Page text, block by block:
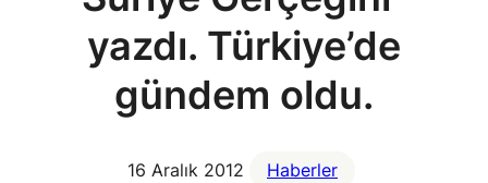
yazdı. Türkiye’de
gündem oldu.
16 Aralık 2012 Haberler